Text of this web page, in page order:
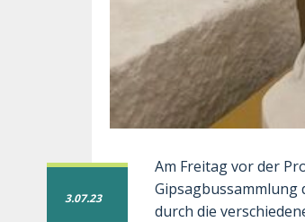
3.07.23
Am Freitag vor der
durch die